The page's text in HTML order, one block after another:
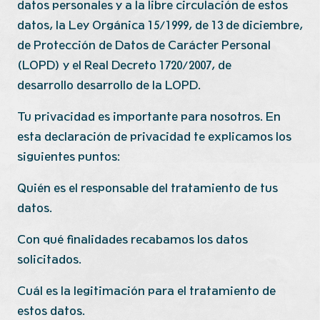
datos personales y a la libre circulación de estos
datos, la Ley Orgánica 15/1999, de 13 de diciembre,
de Protección de Datos de Carácter Personal
(LOPD) y el Real Decreto 1720/2007, de
desarrollo desarrollo de la LOPD.
Tu privacidad es importante para nosotros. En
esta declaración de privacidad te explicamos los
siguientes puntos:
Quién es el responsable del tratamiento de tus
datos.
Con qué finalidades recabamos los datos
solicitados.
Cuál es la legitimación para el tratamiento de
estos datos.